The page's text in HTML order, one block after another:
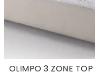
OLIMPO 3 ZONE TOP